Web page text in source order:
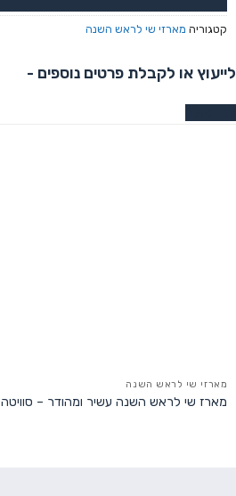
קטגוריה מארזי שי לראש השנה
לייעוץ או לקבלת פרטים נוספים -
מארזי שי לראש השנה
מארז שי לראש השנה עשיר ומהודר – סוויטה